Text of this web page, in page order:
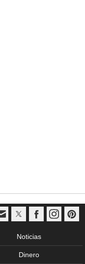
Noticias
Dinero